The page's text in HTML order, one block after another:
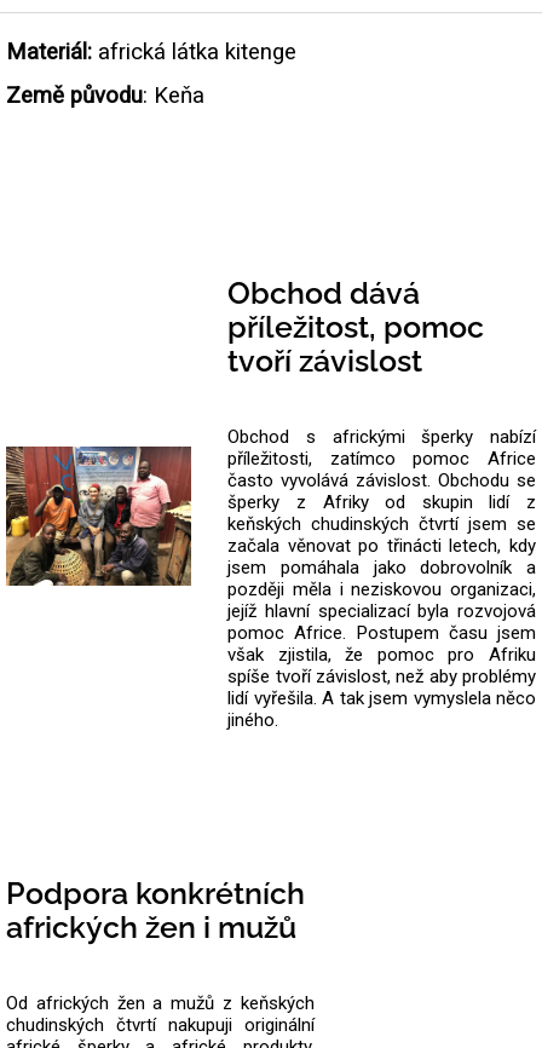
Materiál: africká látka kitenge
Země původu: Keňa
Obchod dává
příležitost, pomoc
tvoří závislost
Obchod s africkými šperky nabízí
příležitosti, zatímco pomoc Africe
často vyvolává závislost. Obchodu se
šperky z Afriky od skupin lidí z
keňských chudinských čtvrtí jsem se
začala věnovat po třinácti letech, kdy
jsem pomáhala jako dobrovolník a
později měla i neziskovou organizaci,
jejíž hlavní specializací byla rozvojová
pomoc Africe. Postupem času jsem
však zjistila, že pomoc pro Afriku
spíše tvoří závislost, než aby problémy
lidí vyřešila. A tak jsem vymyslela něco
jiného.
Podpora konkrétních
afrických žen i mužů
Od afrických žen a mužů z keňských
chudinských čtvrtí nakupuji originální